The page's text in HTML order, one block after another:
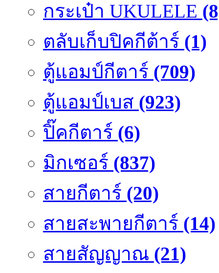
กระเป๋า UKULELE
ตลับเก็บปิคกีต้าร์ (1)
ตู้แอมป์กีตาร์ (709)
ตู้แอมป์เบส (923)
ปิ๊คกีตาร์ (6)
มิกเซอร์ (837)
สายกีตาร์ (20)
สายสะพายกีตาร์ (14)
สายสัญญาณ (21)